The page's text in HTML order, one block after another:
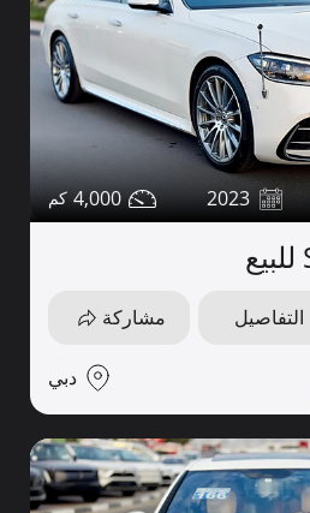
2023
4,000
التفاصيل مشاركة
دبي